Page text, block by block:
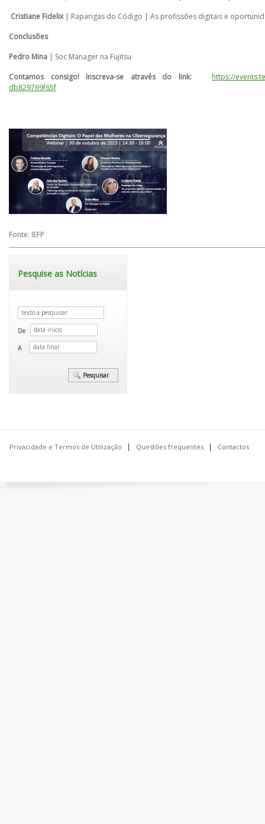
Cristiane Fidelix| Raparigas do Código | As profissões digitais e
Conclusões
Pedro Mina | Soc Manager na Fujitsu
Contamos consigo! Inscreva-se através do link: https://
db829769f65f
Fonte: IEFP
Pesquise as Notícias
De
A
Privacidade e Termos de Utilização Questões frequentes Contactos